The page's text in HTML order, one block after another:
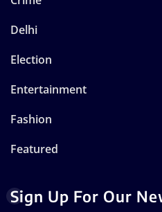
Delhi
Election
Entertainment
Fashion
Featured
Sign Up For Our